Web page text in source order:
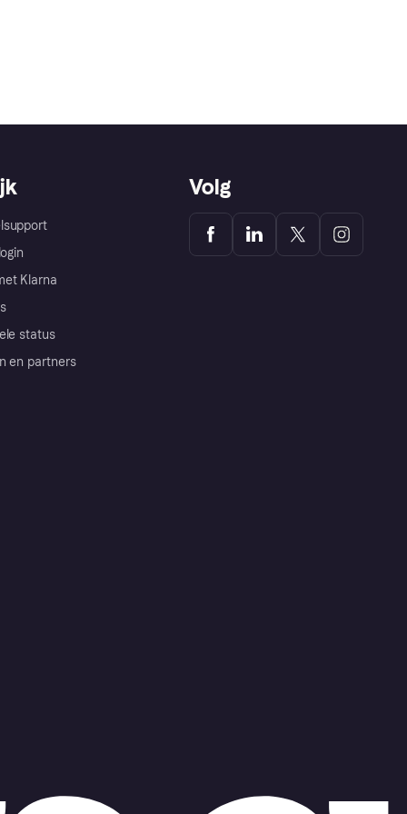
Klarna
status
en partners
Volg